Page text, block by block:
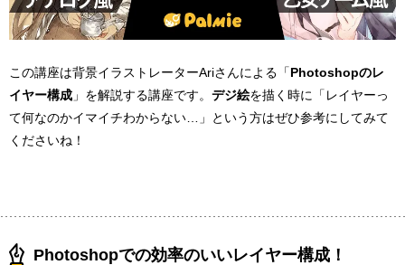
この講座は背景イラストレーターAriさんによる「Photoshopのレ
イヤー構成 」を解説する講座です。 デジ絵を描く時に「レイヤーっ
て何なのかイマイチわからない…」という方はぜひ参考にしてみて
くださいね！
Photoshopでの効率のいいレイヤー構成！